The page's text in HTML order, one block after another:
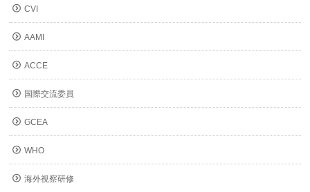
CVI
AAMI
ACCE
国際交流委員
GCEA
WHO
海外視察研修